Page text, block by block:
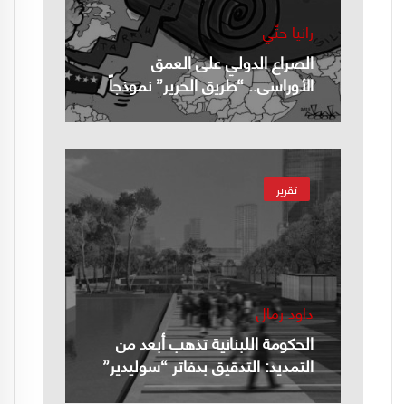
رانيا حتّي
الصراع الدولي على العمق
الأوراسي.. “طريق الحرير” نموذجاً
تقرير
داود رمال
الحكومة اللبنانية تذهب أبعد من
التمديد: التدقيق بدفاتر “سوليدير”